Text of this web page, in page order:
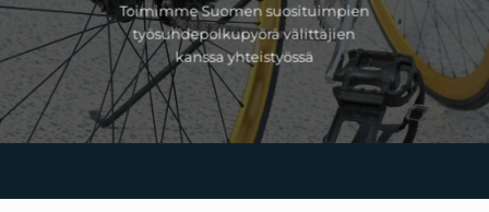
Toimimme Suomen suosituimpien
työsuhdepolkupyörä välittäjien
kanssa yhteistyössä